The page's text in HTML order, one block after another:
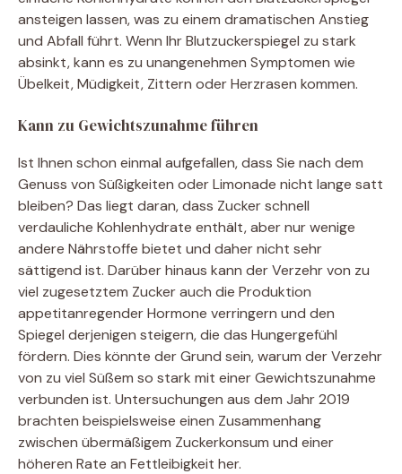
ansteigen lassen, was zu einem dramatischen Anstieg
und Abfall führt. Wenn Ihr Blutzuckerspiegel zu stark
absinkt, kann es zu unangenehmen Symptomen wie
Übelkeit, Müdigkeit, Zittern oder Herzrasen kommen.
Kann zu Gewichtszunahme führen
Ist Ihnen schon einmal aufgefallen, dass Sie nach dem
Genuss von Süßigkeiten oder Limonade nicht lange satt
bleiben? Das liegt daran, dass Zucker schnell
verdauliche Kohlenhydrate enthält, aber nur wenige
andere Nährstoffe bietet und daher nicht sehr
sättigend ist. Darüber hinaus kann der Verzehr von zu
viel zugesetztem Zucker auch die Produktion
appetitanregender Hormone verringern und den
Spiegel derjenigen steigern, die das Hungergefühl
fördern. Dies könnte der Grund sein, warum der Verzehr
von zu viel Süßem so stark mit einer Gewichtszunahme
verbunden ist. Untersuchungen aus dem Jahr 2019
brachten beispielsweise einen Zusammenhang
zwischen übermäßigem Zuckerkonsum und einer
höheren Rate an Fettleibigkeit her.